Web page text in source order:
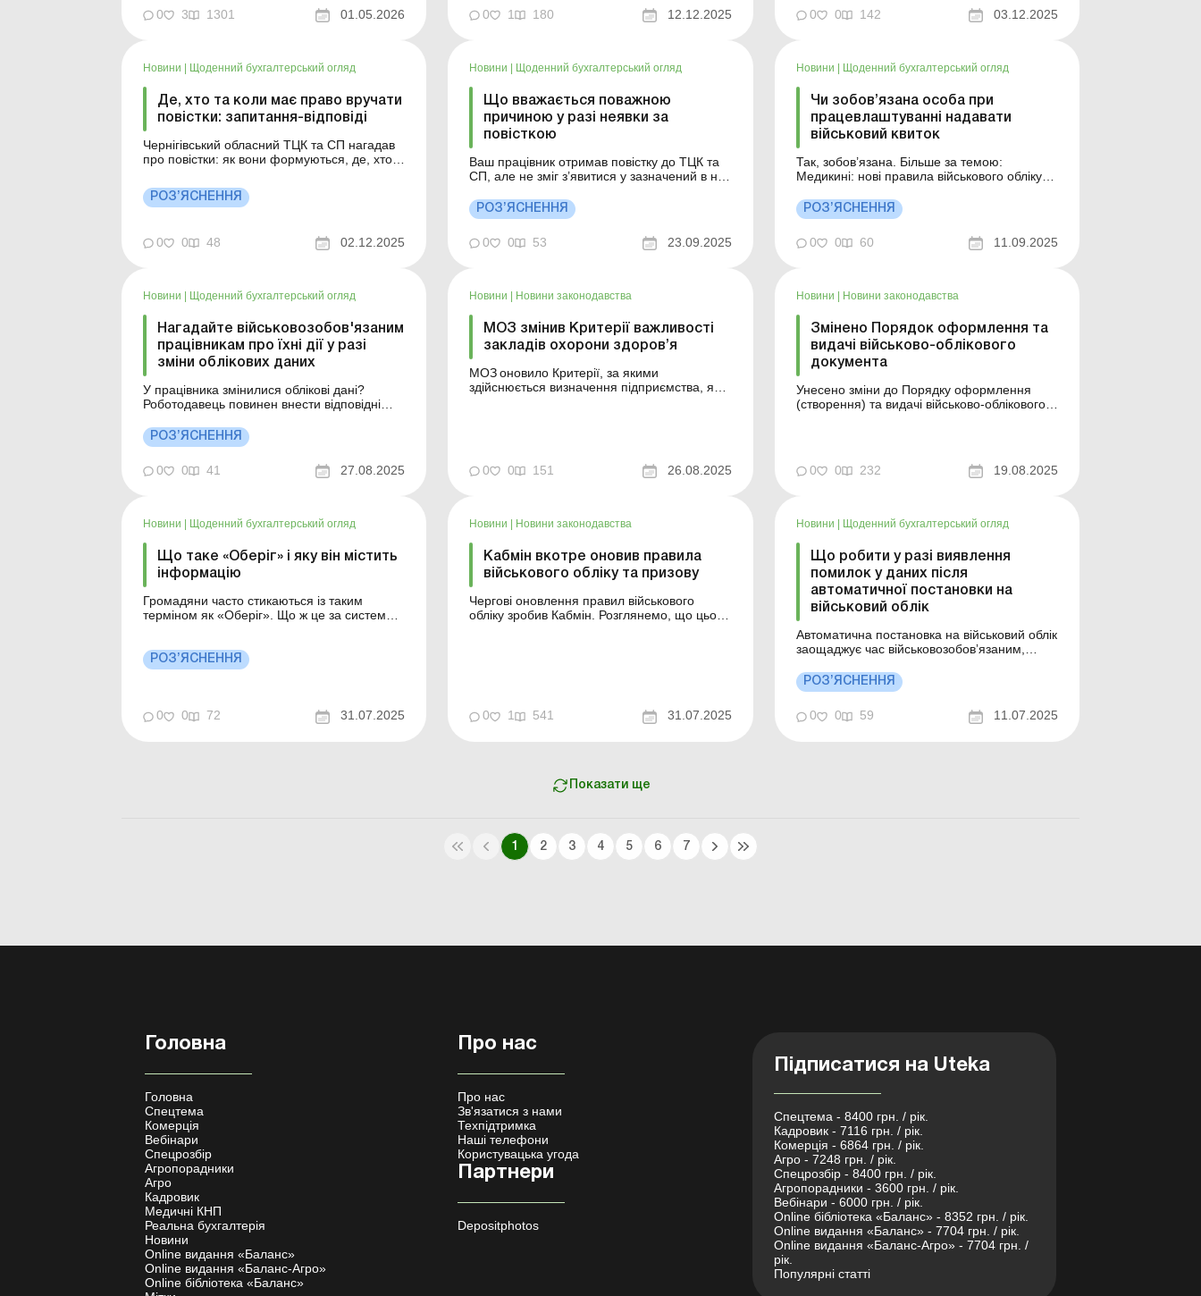
0
3 1301 01.05.2026
0
1 180 12.12.2025
військовозобов’язаного працівника у
тривале відрядження? В яких ...
0 0 142 03.12.2025
Новини | Щоденний бухгалтерський огляд
Де, хто та коли має право вручати
повістки: запитання-відповіді
Чернігівський обласний ТЦК та СП нагадав
про повістки: як вони формуються, де, хто
відповідні запитання та відповіді на них у
цьому матеріалі. Більше за темою:
Як формуються пов...
РОЗ’ЯСНЕННЯ
0 0 48 02.12.2025
Новини | Щоденний бухгалтерський огляд
Що вважається поважною
причиною у разі неявки за
повісткою
Ваш працівник отримав повістку до ТЦК та
СП, але не зміг з’явитися у зазначений в ній
неприбуття громадянина у строк,
визначений у повістці? Більше за темою:
Працівник отримав повістку на проходження
ВЛК: чи потрібно його увільняти від роботи?
РОЗ’ЯСНЕННЯ
0 0 53 23.09.2025
Новини | Щоденний бухгалтерський огляд
Чи зобов’язана особа при
працевлаштуванні надавати
військовий квиток
Так, зобов’язана. Більше за темою:
Медикині: нові правила військового обліку
персонального військового обліку
Направлення працівника на базову
військову службу або загальновійськову
підготовку: дії роботодавця Підприємства
РОЗ’ЯСНЕННЯ
0 0 60 11.09.2025
Новини Щоденний бухгалтерський огляд
Нагадайте військовозобов'язаним
працівникам про їхні дії у разі
зміни облікових даних
У працівника змінилися облікові дані?
Роботодавець повинен внести відповідні
працівник зобов’язаний подати відповідні
зміни до ТЦК та СП. Більше за темою:
Військово-обліковий документ: чи потрібний
для встановлення інвалідності Практикант
РОЗ’ЯСНЕННЯ
0 0 41 27.08.2025
Новини Новини законодавства
МОЗ змінив Критерії важливості
закладів охорони здоров’я
МОЗ оновило Критерії, за якими
здійснюється визначення підприємства, яке
підприємств критично важливими в ...
0 0 151 26.08.2025
Новини Новини законодавства
Змінено Порядок оформлення та
видачі військово-облікового
документа
Унесено зміни до Порядку оформлення
(створення) та видачі військово-облікового
потрібний для встановлення інвалідності
Практикант та стажист на підприємстві: чи
0 0 232 19.08.2025
Новини Щоденний бухгалтерський огляд
Що таке «Оберіг» і яку він містить
інформацію
Громадяни часто стикаються із таким
терміном як «Оберіг». Що ж це за система
документів з військового обліку та
бронювання Ведення журналів обліку
РОЗ’ЯСНЕННЯ
0 0 72 31.07.2025
Новини Новини законодавства
Кабмін вкотре оновив правила
військового обліку та призову
Чергові оновлення правил військового
обліку зробив Кабмін. Розглянемо, що цього
0
1 541 31.07.2025
Новини Щоденний бухгалтерський огляд
Що робити у разі виявлення
помилок у даних після
автоматичної постановки на
військовий облік
Автоматична постановка на військовий облік
заощаджує час військовозобовʼязаним,
збирати папери та проходити військово-
лікарську комісію. Більше за темою:
Дорогою на роботу працівника забрали до
ТЦК: дії роботодавця В Україні діє механізм,
РОЗ’ЯСНЕННЯ
0 0 59 11.07.2025
Показати ще
1 2 3 4 5 6 7
Головна
Головна
Спецтема
Комерція
Вебінари
Спецрозбір
Агропорадники
Агро
Кадровик
Медичні КНП
Реальна бухгалтерія
Новини
Online видання «Баланс»
Online видання «Баланс-Агро»
Online бібліотека «Баланс»
Про нас
Про нас
Зв'язатися з нами
Техпідтримка
Наші телефони
Користувацька угода
Партнери
Depositphotos
Підписатися на Uteka
Спецтема - 8400 грн. / рік.
Кадровик - 7116 грн. / рік.
Комерція - 6864 грн. / рік.
Агро - 7248 грн. / рік.
Спецрозбір - 8400 грн. / рік.
Агропорадники - 3600 грн. / рік.
Вебінари - 6000 грн. / рік.
Online бібліотека «Баланс» - 8352 грн. / рік.
Online видання «Баланс» - 7704 грн. / рік.
Online видання «Баланс-Агро» - 7704 грн. /
рік.
Популярні статті